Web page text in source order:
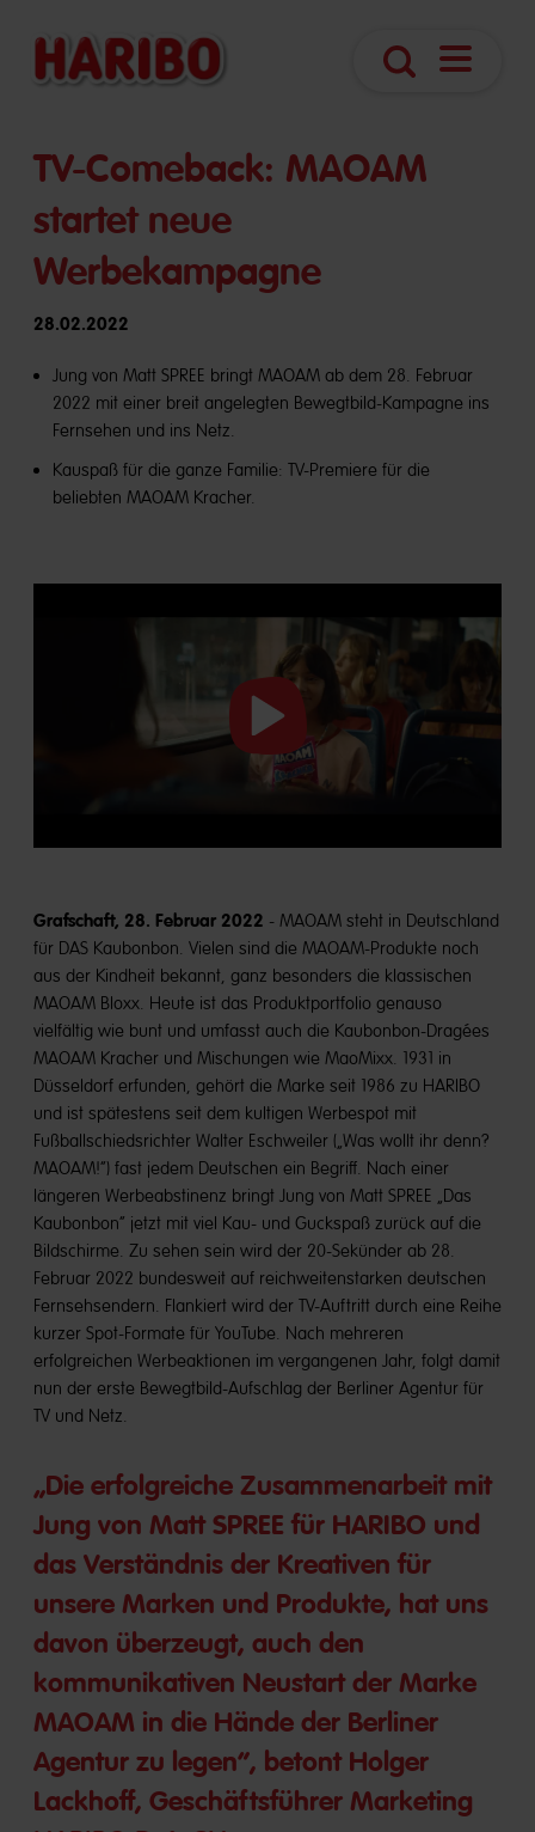
TV-Comeback: MAOAM
startet neue
Werbekampagne
28.02.2022
Jung von Matt SPREE bringt MAOAM ab dem 28. Februar
2022 mit einer breit angelegten Bewegtbild-Kampagne ins
Fernsehen und ins Netz.
Kauspaß für die ganze Familie: TV-Premiere für die
beliebten MAOAM Kracher.
Video
starten
Grafschaft, 28. Februar 2022 - MAOAM steht in Deutschland
für DAS Kaubonbon. Vielen sind die MAOAM-Produkte noch
aus der Kindheit bekannt, ganz besonders die klassischen
MAOAM Bloxx. Heute ist das Produktportfolio genauso
vielfältig wie bunt und umfasst auch die Kaubonbon-Dragées
MAOAM Kracher und Mischungen wie MaoMixx. 1931 in
Düsseldorf erfunden, gehört die Marke seit 1986 zu HARIBO
und ist spätestens seit dem kultigen Werbespot mit
Fußballschiedsrichter Walter Eschweiler („Was wollt ihr denn?
MAOAM!“) fast jedem Deutschen ein Begriff. Nach einer
längeren Werbeabstinenz bringt Jung von Matt SPREE „Das
Kaubonbon“ jetzt mit viel Kau- und Guckspaß zurück auf die
Bildschirme. Zu sehen sein wird der 20-Sekünder ab 28.
Februar 2022 bundesweit auf reichweitenstarken deutschen
Fernsehsendern. Flankiert wird der TV-Auftritt durch eine Reihe
kurzer Spot-Formate für YouTube. Nach mehreren
erfolgreichen Werbeaktionen im vergangenen Jahr, folgt damit
nun der erste Bewegtbild-Aufschlag der Berliner Agentur für
TV und Netz.
„Die erfolgreiche Zusammenarbeit mit
Jung von Matt SPREE für HARIBO und
das Verständnis der Kreativen für
unsere Marken und Produkte, hat uns
davon überzeugt, auch den
kommunikativen Neustart der Marke
MAOAM in die Hände der Berliner
Agentur zu legen“, betont Holger
Lackhoff, Geschäftsführer Marketing